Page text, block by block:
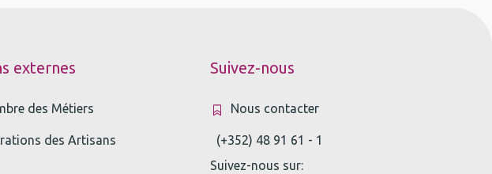
externes
des Métiers
des Artisans
Suivez-nous
Nous contacter
(+352) 48 91 61 - 1
Suivez-nous sur: